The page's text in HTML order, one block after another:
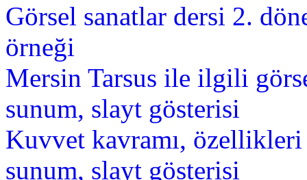
Görsel sanatlar dersi 2.
örneği
Mersin Tarsus ile ilgili
sunum, slayt gösterisi
Kuvvet kavramı,
sunum, slayt gösterisi